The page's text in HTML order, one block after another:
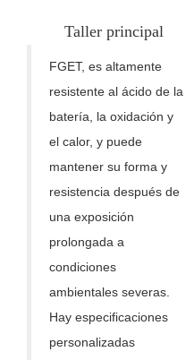
Taller principal
FGET, es altamente
resistente al ácido de la
batería, la oxidación y
el calor, y puede
mantener su forma y
resistencia después de
una exposición
prolongada a
condiciones
ambientales severas.
Hay especificaciones
personalizadas